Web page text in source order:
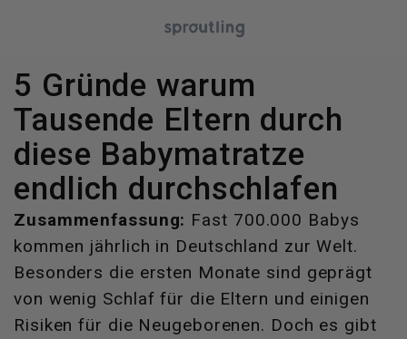
5 Gründe warum
Tausende Eltern durch
diese Babymatratze
endlich durchschlafen
Zusammenfassung: Fast 700.000 Babys
kommen jährlich in Deutschland zur Welt.
Besonders die ersten Monate sind geprägt
von wenig Schlaf für die Eltern und einigen
Risiken für die Neugeborenen. Doch es gibt